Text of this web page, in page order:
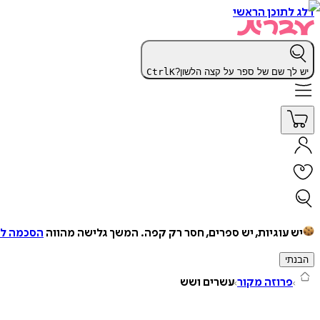
דלג לתוכן הראשי
יש לך שם של ספר על קצה הלשון? CtrlK
יש עוגיות, יש ספרים, חסר רק קפה. המשך גלישה מהווה הסכמה
הבנתי
פרוזה מקור עשרים ושש